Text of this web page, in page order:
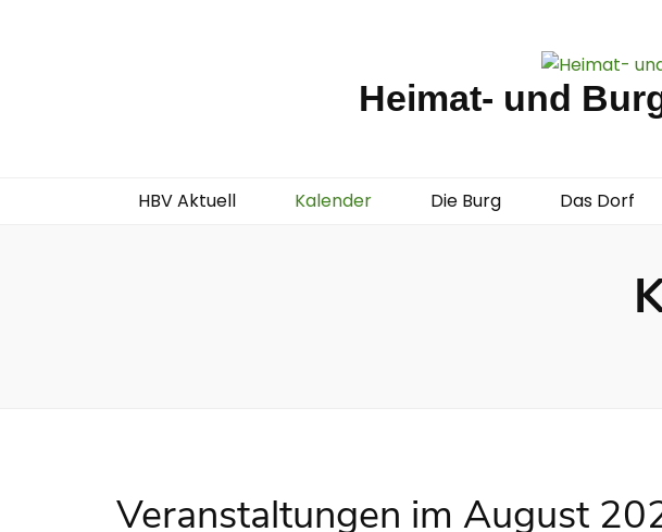
Heimat- und
HBV Aktuell Kalender Die Burg Das Dorf
Veranstaltungen im August